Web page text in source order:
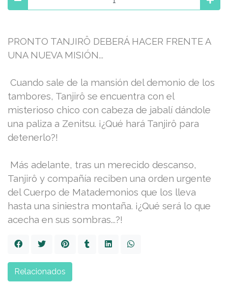
PRONTO TANJIRÔ DEBERÁ HACER FRENTE A
UNA NUEVA MISIÓN...
Cuando sale de la mansión del demonio de los
tambores, Tanjirô se encuentra con el
misterioso chico con cabeza de jabalí dándole
una paliza a Zenitsu. ¡¿Qué hará Tanjirô para
detenerlo?!
Más adelante, tras un merecido descanso,
Tanjirô y compañía reciben una orden urgente
del Cuerpo de Matademonios que los lleva
hasta una siniestra montaña. ¡¿Qué será lo que
acecha en sus sombras...?!
Relacionados